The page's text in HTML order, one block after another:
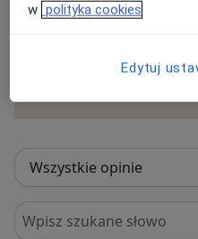
Sprawdzamy
je zgodnie z
więcej o opiniach
Szukaj w opiniach
w polityka cookies
Edytuj